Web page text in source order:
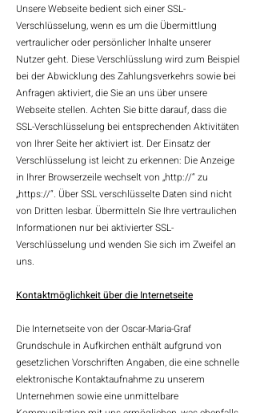
Unsere Webseite bedient sich einer SSL-
Verschlüsselung, wenn es um die Übermittlung
vertraulicher oder persönlicher Inhalte unserer
Nutzer geht. Diese Verschlüsslung wird zum Beispiel
bei der Abwicklung des Zahlungsverkehrs sowie bei
Anfragen aktiviert, die Sie an uns über unsere
Webseite stellen. Achten Sie bitte darauf, dass die
SSL-Verschlüsselung bei entsprechenden Aktivitäten
von Ihrer Seite her aktiviert ist. Der Einsatz der
Verschlüsselung ist leicht zu erkennen: Die Anzeige
in Ihrer Browserzeile wechselt von „http://“ zu
„https://“. Über SSL verschlüsselte Daten sind nicht
von Dritten lesbar. Übermitteln Sie Ihre vertraulichen
Informationen nur bei aktivierter SSL-
Verschlüsselung und wenden Sie sich im Zweifel an
uns.
Kontaktmöglichkeit über die Internetseite
Die Internetseite von der Oscar-Maria-Graf
Grundschule in Aufkirchen enthält aufgrund von
gesetzlichen Vorschriften Angaben, die eine schnelle
elektronische Kontaktaufnahme zu unserem
Unternehmen sowie eine unmittelbare